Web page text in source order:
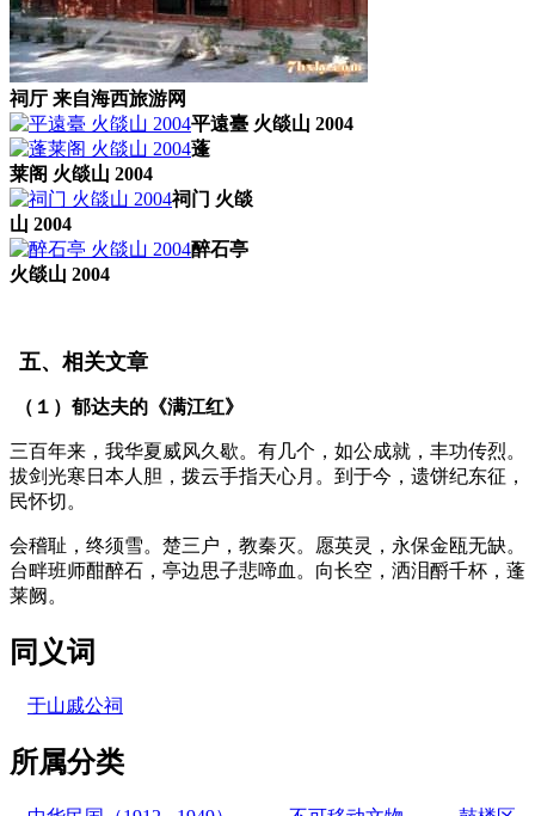
祠厅 来自海西旅游网
平遠臺 火燄山 2004
蓬
莱阁 火燄山 2004
祠门 火燄
山 2004
醉石亭
火燄山 2004
五、相关文章
（１）郁达夫的《满江红》
三百年来，我华夏威风久歇。有几个，如公成就，丰功传烈。
拔剑光寒日本人胆，拨云手指天心月。到于今，遗饼纪东征，
民怀切。
会稽耻，终须雪。楚三户，教秦灭。愿英灵，永保金瓯无缺。
台畔班师酣醉石，亭边思子悲啼血。向长空，洒泪酹千杯，蓬
莱阙 。
同义词
于山戚公祠
所属分类